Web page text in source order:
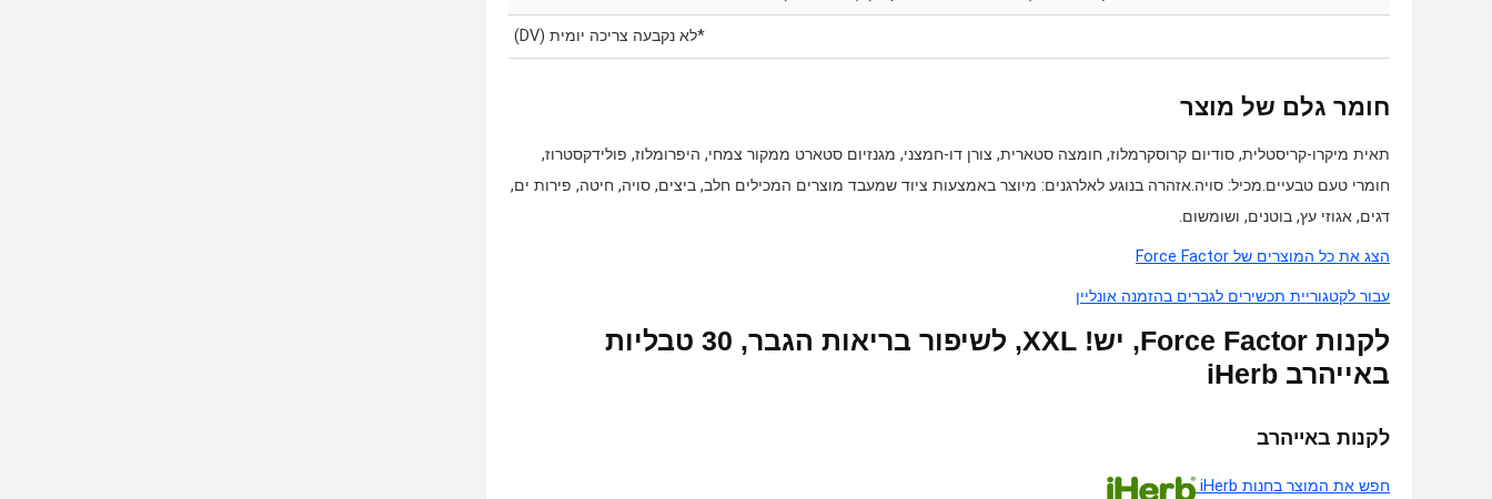
*לא נקבעה צריכה יומית (DV)
חומר גלם של מוצר
תאית מיקרו-קריסטלית, סודיום קרוסקרמלוז, חומצה סטארית, צורן דו-חמצני, מגנזיום סטארט ממקור צמחי, היפרומלוז, פולידקסטרוז,
חומרי טעם טבעיים.מכיל: סויה.אזהרה בנוגע לאלרגנים: מיוצר באמצעות ציוד שמעבד מוצרים המכילים חלב, ביצים, סויה, חיטה, פירות ים,
דגים, אגוזי עץ, בוטנים, ושומשום.
הצג את כל המוצרים של Force Factor
עבור לקטגוריית תכשירים לגברים בהזמנה אונליין
לקנות Force Factor‏, יש! XXL, לשיפור בריאות הגבר, 30 טבליות
באייהרב iHerb
לקנות באייהרב
חפש את המוצר בחנות iHerb